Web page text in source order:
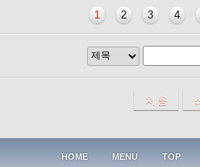
1 2 3 4
HOME MENU TOP